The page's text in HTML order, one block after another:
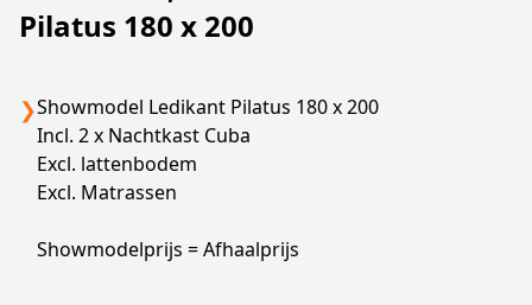
Pilatus 180 x 200
❯Showmodel Ledikant Pilatus 180 x 200
Incl. 2 x Nachtkast Cuba
Excl. lattenbodem
Excl. Matrassen
Showmodelprijs = Afhaalprijs